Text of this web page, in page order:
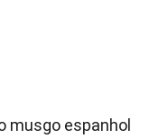
musgo espanhol